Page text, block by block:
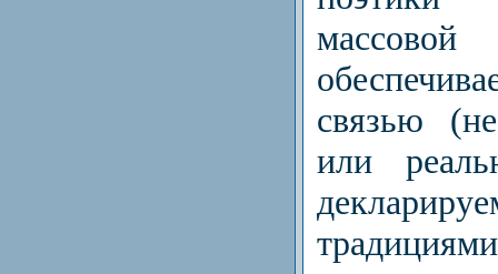
массовой
связью
или